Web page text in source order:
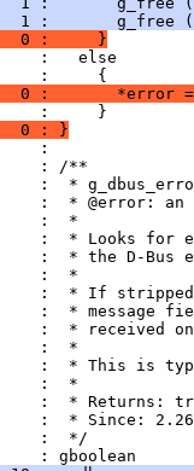
1 :       g_free
0 :     }
:   else
:     {
0 :       *error
:     }
0 : }
:
: /**
:  *
:  * @error: an
:  *
:  * Looks for
:  * the D-Bus
:  *
:  * If
:  * message
:  * received
:  *
:  * This is
:  *
:  * Returns:
:  * Since: 2.26
:  */
: gboolean